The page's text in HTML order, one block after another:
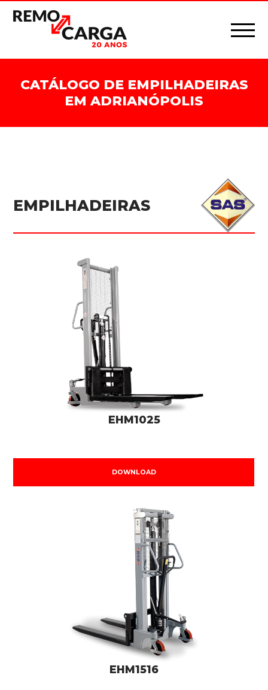
CATÁLOGO DE EMPILHADEIRAS
EM ADRIANÓPOLIS
EMPILHADEIRAS
EHM1025
DOWNLOAD
EHM1516